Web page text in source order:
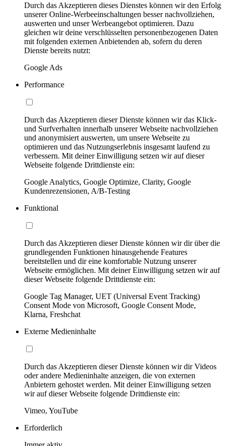
Durch das Akzeptieren dieses Dienstes können wir den Erfolg
unserer Online-Werbeeinschaltungen besser nachvollziehen,
auswerten und unser Werbeangebot optimieren. Dazu
gleichen wir deine verschlüsselten personenbezogenen Daten
mit folgenden externen Anbietenden ab, sofern du deren
Dienste bereits nutzt:
Google Ads
Performance
Durch das Akzeptieren dieser Dienste können wir das Klick-
und Surfverhalten innerhalb unserer Webseite nachvollziehen
und anonymisiert auswerten, um unsere Webseite zu
optimieren und das Nutzungserlebnis insgesamt laufend zu
verbessern. Mit deiner Einwilligung setzen wir auf dieser
Webseite folgende Drittdienste ein:
Google Analytics, Google Optimize, Clarity, Google
Kundenrezensionen, A/B-Testing
Funktional
Durch das Akzeptieren dieser Dienste können wir dir über die
grundlegenden Funktionen hinausgehende Features
bereitstellen und dir eine komfortable Nutzung unserer
Webseite ermöglichen. Mit deiner Einwilligung setzen wir auf
dieser Webseite folgende Drittdienste ein:
Google Tag Manager, UET (Universal Event Tracking)
Consent Mode von Microsoft, Google Consent Mode,
Klarna, Freshchat
Externe Medieninhalte
Durch das Akzeptieren dieser Dienste können wir dir Videos
oder andere Medieninhalte anzeigen, die von externen
Anbietern gehostet werden. Mit deiner Einwilligung setzen
wir auf dieser Webseite folgende Drittdienste ein:
Vimeo, YouTube
Erforderlich